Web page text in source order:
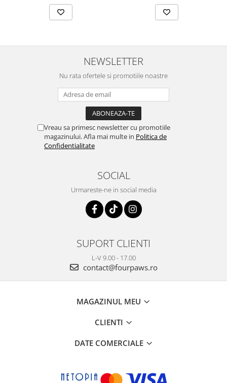
NEWSLETTER
Nu rata ofertele si promotiile noastre
Vreau sa primesc newsletter cu promotiile
magazinului. Afla mai multe in Politica de
Confidentialitate
SOCIAL
Urmareste-ne in social media
SUPORT CLIENTI
L-V 9.00 - 17.00
contact@fourpaws.ro
MAGAZINUL MEU
CLIENTI
DATE COMERCIALE